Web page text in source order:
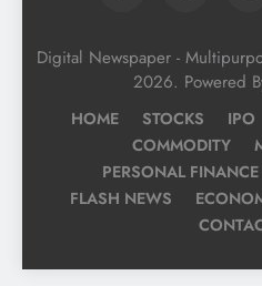
Digital Newspaper -
2026. Powered
HOME STOCKS IPO
COMMODITY
PERSONAL FINANCE
FLASH NEWS